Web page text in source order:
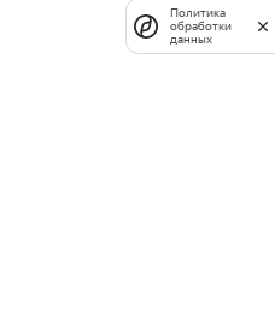
Политика
обработки
данных